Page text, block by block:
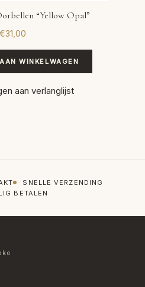
“Yellow Opal”
€31,00
WINKELWAGEN
aan verlanglijst
SNELLE VERZENDING
BETALEN